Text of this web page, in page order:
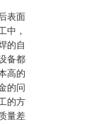
表面
中，
的自
备都
高的
的问
的方
量差